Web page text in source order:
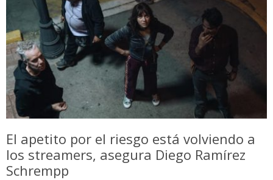
El apetito por el riesgo está volviendo a
los streamers, asegura Diego Ramírez
Schrempp